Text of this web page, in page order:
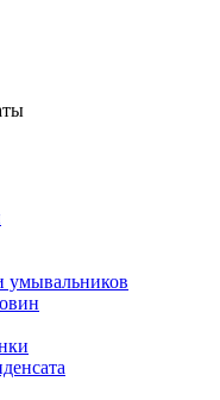
умывальников